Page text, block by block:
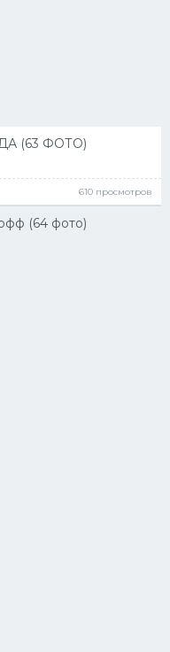
(63 ФОТО)
610 просмотров